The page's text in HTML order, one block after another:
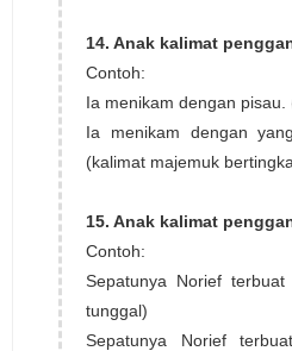
14. Anak kalimat
Contoh:
Ia menikam dengan pisau.
Ia menikam dengan
(kalimat majemuk
15. Anak kalimat
Contoh:
Sepatunya Norief
tunggal)
Sepatunya Norief